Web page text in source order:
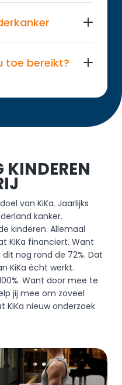
toe bereikt?
KINDEREN
van KiKa. Jaarlijks
kanker.
kinderen. Allemaal
KiKa financiert. Want
nog rond de 72%. Dat
KiKa écht werkt.
Want door mee te
jij mee om zoveel
KiKa nieuw onderzoek